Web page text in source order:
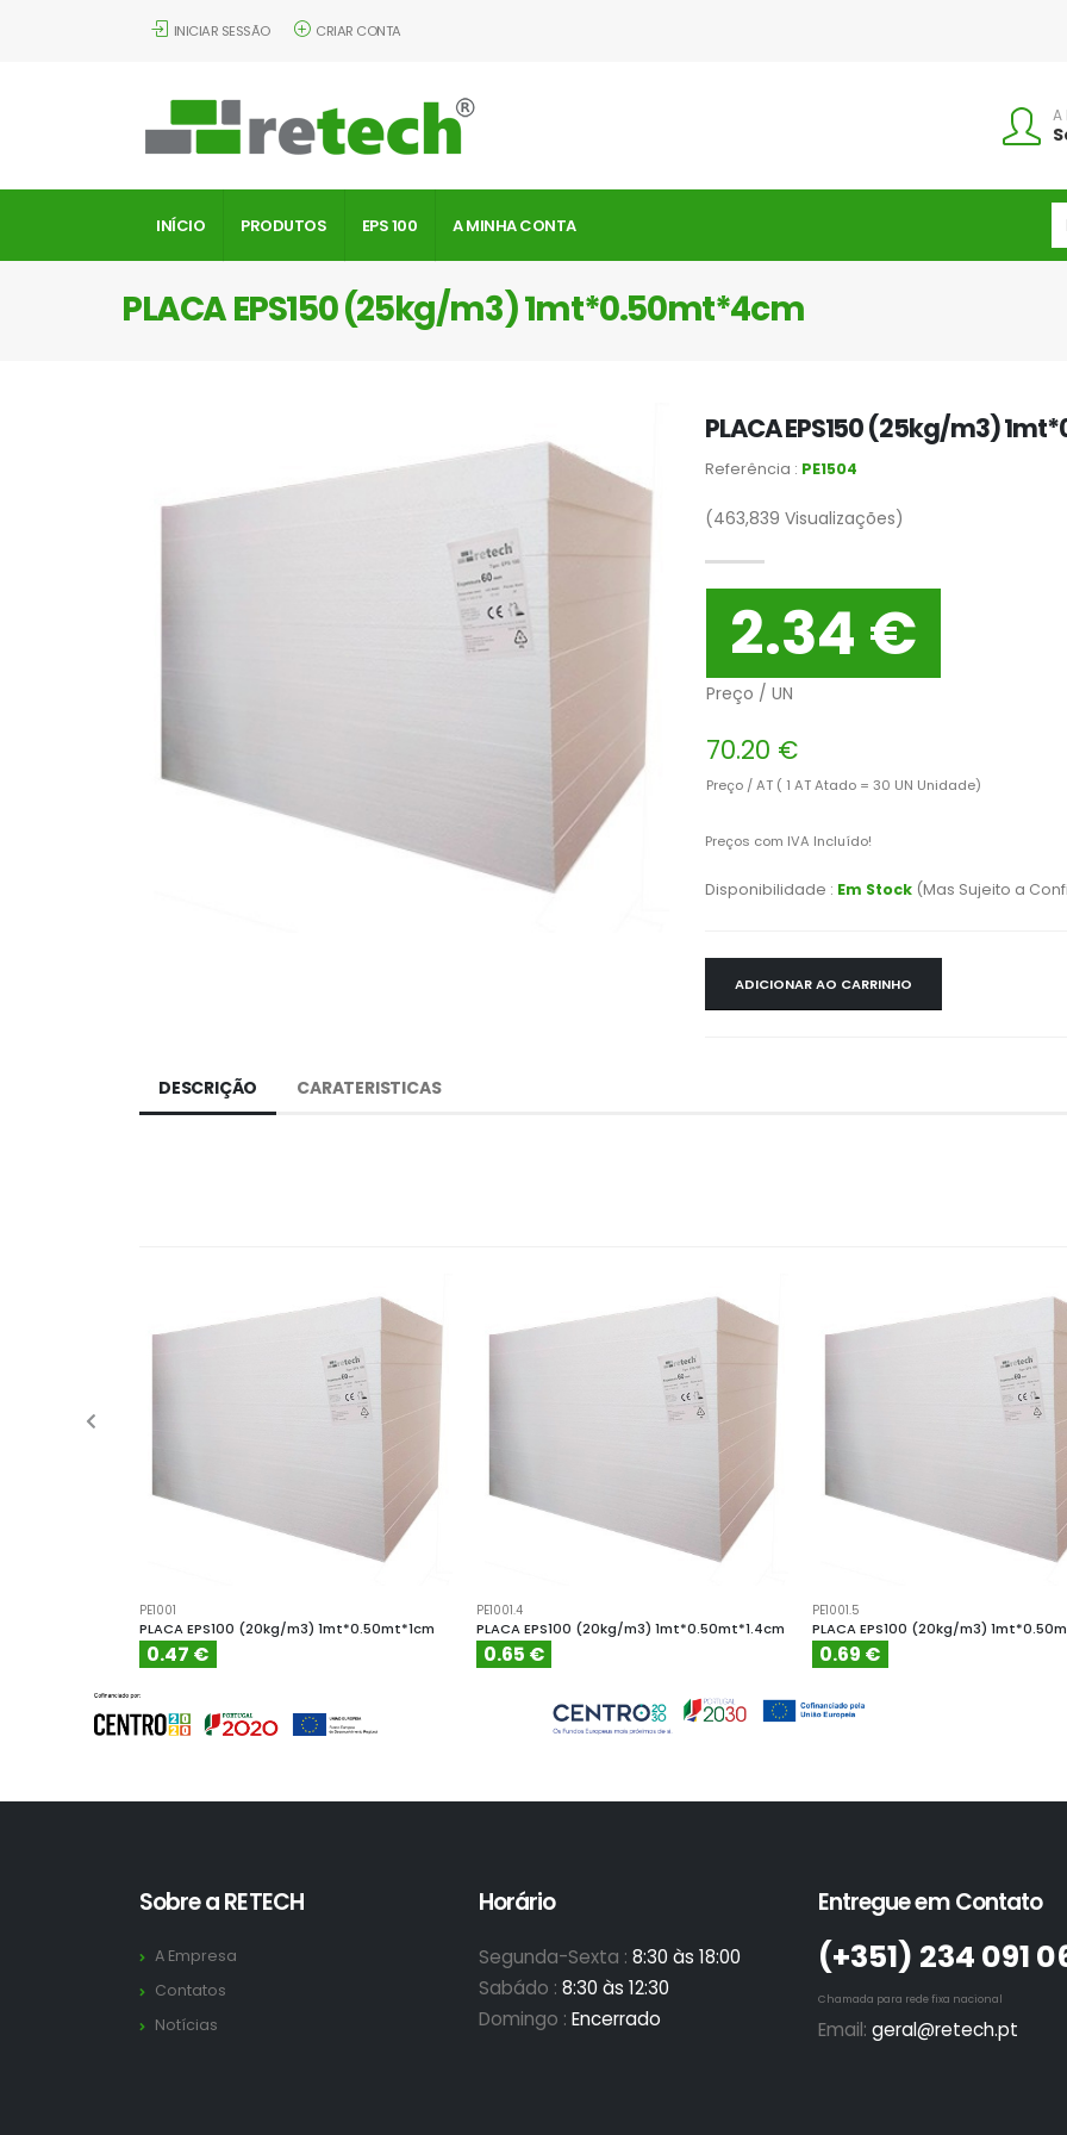
INICIAR SESSÃO CRIAR CONTA
A
INÍCIO PRODUTOS EPS 100 A MINHA CONTA
PLACA EPS150 (25kg/m3) 1mt*0.50mt*4cm
PLACA EPS150 (25kg/m3)
Referência : PE1504
(463,839 Visualizações)
2.34 €
Preço / UN
70.20 €
Preço / AT ( 1 AT Atado = 30 UN Unidade)
Preços com IVA Incluído!
Disponibilidade : Em Stock (Mas Sujeito a
ADICIONAR AO CARRINHO
DESCRIÇÃO CARATERISTICAS
PE1001
PLACA EPS100 (20kg/m3) 1mt*0.50mt*1cm
0.47 €
PE1001.4
PLACA EPS100 (20kg/m3) 1mt*0.50mt*1.4cm
0.65 €
PE1001.5
PLACA EPS100 (20kg/m3)
0.69 €
Sobre a RETECH
A Empresa
Contatos
Notícias
Horário
Segunda-Sexta : 8:30 às 18:00
Sabádo : 8:30 às 12:30
Domingo : Encerrado
Entregue em Contato
(+351)­ 234 091
Chamada para rede fixa nacional
Email: geral@retech.pt